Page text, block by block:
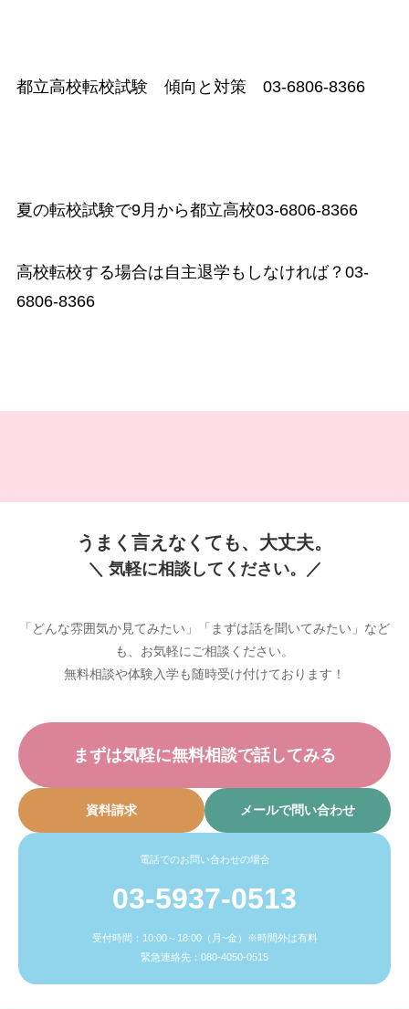
都立高校転校試験 傾向と対策 03-6806-8366
夏の転校試験で9月から都立高校03-6806-8366
高校転校する場合は自主退学もしなければ？03-
6806-8366
うまく言えなくても、大丈夫。
＼ 気軽に相談してください。／
「どんな雰囲気か見てみたい」「まずは話を聞いてみたい」など
も、お気軽にご相談ください。
無料相談や体験入学も随時受け付けております！
まずは気軽に無料相談で話してみる
資料請求 メールで問い合わせ
電話でのお問い合わせの場合
03-5937-0513
受付時間：10:00～18:00（月~金）※時間外は有料
緊急連絡先：080-4050-0515